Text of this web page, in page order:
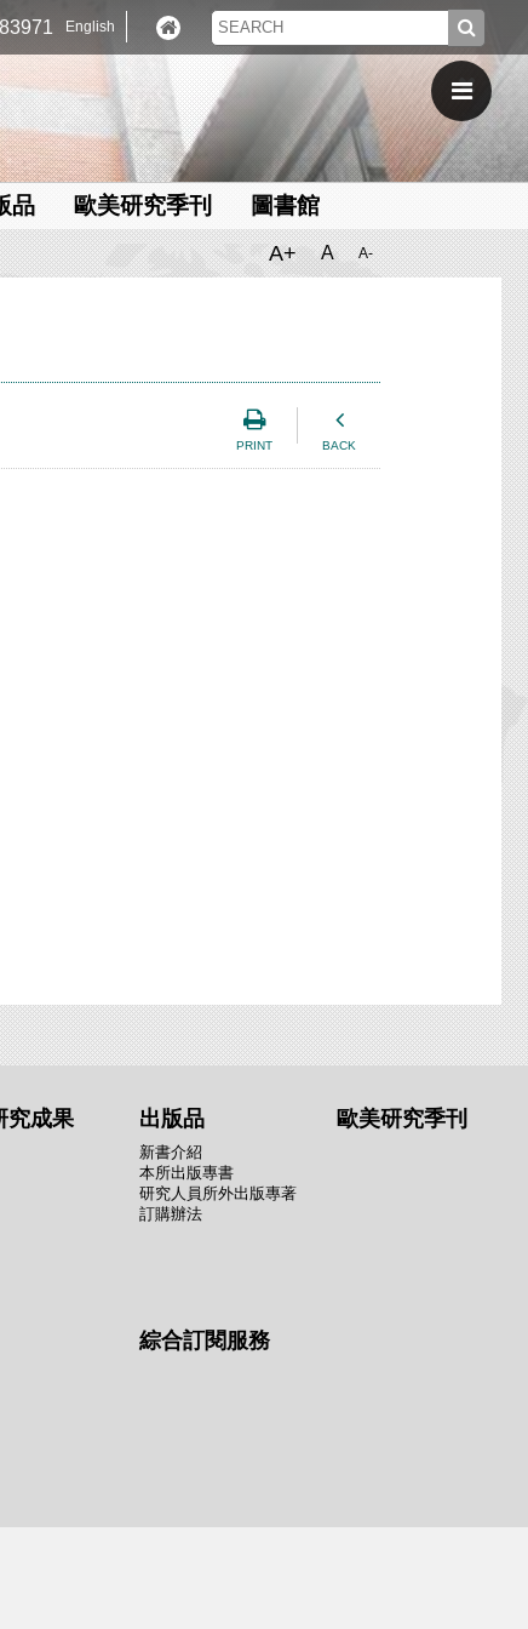
English
品 歐美研究季刊 圖書館
A+ A A-
PRINT BACK
究成果 出版品
新書介紹
本所出版專書
研究人員所外出版專著
訂購辦法
歐美研究季刊
綜合訂閱服務